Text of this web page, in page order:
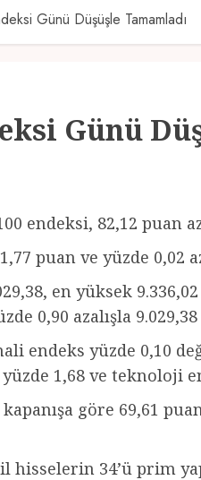
Günü Düşüşle Tamamladı
Günü
endeksi, 82,12 puan
puan ve yüzde 0,02
en yüksek
0,90 azalışla
endeks yüzde 0,10
1,68 ve teknoloji
göre 69,61
hisselerin 34’ü prim